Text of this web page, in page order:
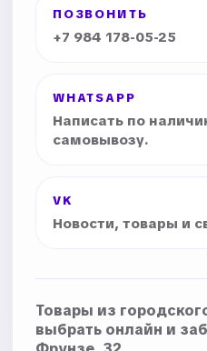
ПОЗВОНИТЬ
+7 984 178-05-25
WHATSAPP
Написать по
самовывозу.
VK
Новости, товары и
Товары из
выбрать онлайн и